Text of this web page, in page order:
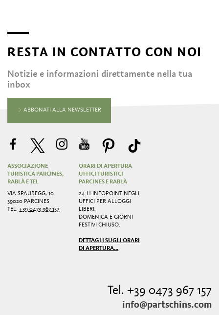
RESTA IN CONTATTO CON NOI
Notizie e informazioni direttamente nella tua
inbox
ABBONATI ALLA NEWSLETTER
ASSOCIAZIONE
TURISTICA PARCINES,
RABLÀ E TEL
VIA SPAUREGG, 10
39020 PARCINES
TEL.+39 0473 967 157
ORARI DI APERTURA
UFFICI TURISTICI
PARCINES E RABLÀ
24 H INFOPOINT NEGLI
UFFICI PER ALLOGGI
LIBERI.
DOMENICA E GIORNI
FESTIVI CHIUSO.
DETTAGLI SUGLI ORARI
DI APERTURA...
Tel. +39 0473 967 157
info@partschins.com